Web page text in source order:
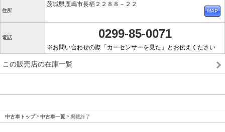
住所
茨城県鹿嶋市長栖２２８８－２２
電話 0299-85-0071
※お問い合わせの際「カーセンサーを見た」とお伝えください
この販売店の在庫一覧
中古車トップ 中古車一覧 掲載終了